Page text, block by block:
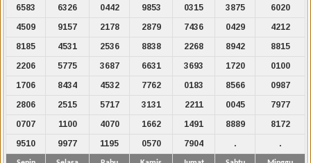
6583
6326 0442 9853 0315 3875
6020
4509
9157 2178 2879 7436 0429
4212
8185
4531 2536 8838 2268 8942
8815
2206
5775 3687 6631 3693 1720
0100
1706
8434 4532 7762 0183 8566
0987
2806
2515 5717 3131 2211 0045
7977
0707
1100 4070 1662 1491 8889
8172
9510
9977 1195 0570 7904 . .